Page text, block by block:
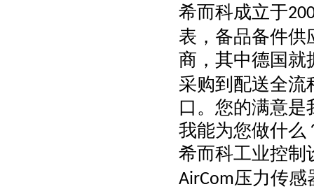
希而科成立于
表，备品备件供
商，其中德国就
采购到配送全流
口。您的满意是
我能为您做什么
希而科工业控制
AirCom压力传感